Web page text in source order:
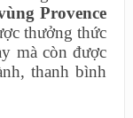
Provence
thưởng thức
mà còn được
thanh bình